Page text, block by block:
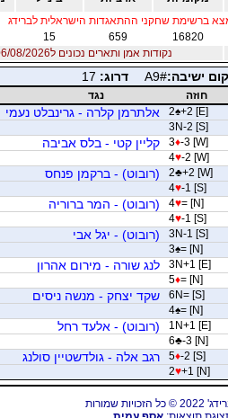
ברשימת שחקני ההתאגדות הישראלית לברידג
16820
659
15
נקודות אמן ותארים נכונים ל06/08/2026
ישיבה:A9# דרוג: 17
חוזה
נגד
2♠+2 [E] אלתרמן קלרה - גרינבלט נעמי
3N-2 [S]
3♦-3 [W] קליין קטי - בלס אביבה
4♥-2 [W]
2♣+2 [W] (רובוט) - ברקמן פנחס
4♥-1 [S]
4♥= [N] (רובוט) - המר ברוריה
4♥-1 [S]
3N-1 [S] (רובוט) - יגל אבי
3♠= [N]
3N+1 [E] לנג שורה - מירום אהרון
5♦= [N]
6N= [S] שקד יצחק - מנשה ניסים
4♠= [N]
1N+1 [E] (רובוט) - אלעד רחל
6♣-3 [N]
5♦-2 [S] רגב אלה - גולדשטיין סולנג
2♥+1 [N]
שמורות